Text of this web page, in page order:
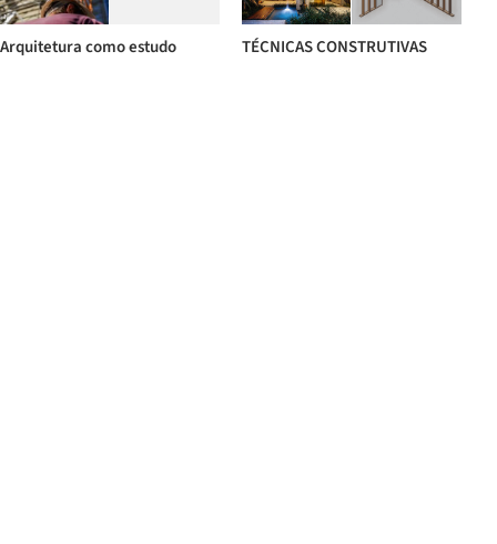
Arquitetura como estudo TÉCNICAS CONSTRUTIVAS